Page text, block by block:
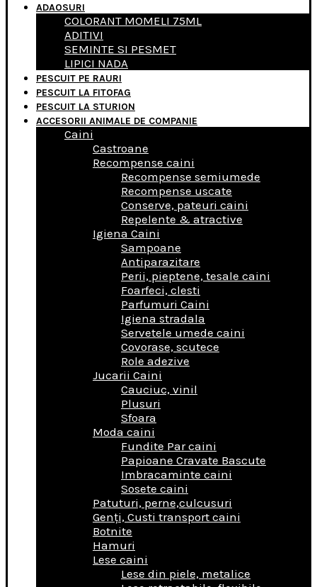
ADAOSURI
COLORANT MOMELI 75ML
ADITIVI
SEMINTE SI PESMET
LIPICI NADA
PESCUIT PE RAURI
PESCUIT LA FITOFAG
PESCUIT LA STURION
ACCESORII ANIMALE DE COMPANIE
Caini
Castroane
Recompense caini
Recompense semiumede
Recompense uscate
Conserve, pateuri caini
Repelente & atractive
Igiena Caini
Sampoane
Antiparazitare
Perii, pieptene, tesale caini
Foarfeci, clesti
Parfumuri Caini
Igiena stradala
Servetele umede caini
Covorase, scutece
Role adezive
Jucarii Caini
Cauciuc, vinil
Plusuri
Sfoara
Moda caini
Fundite Par caini
Papioane Cravate Bascute
Imbracaminte caini
Sosete caini
Patuturi, perne,culcusuri
Genţi, Custi transport caini
Botnite
Hamuri
Lese caini
Lese din piele, metalice